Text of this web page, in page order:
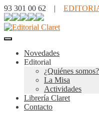
93 301 00 62 |
Novedades
Editorial
¿Quiénes somos?
La Misa
Actividades
Librería Claret
Contacto